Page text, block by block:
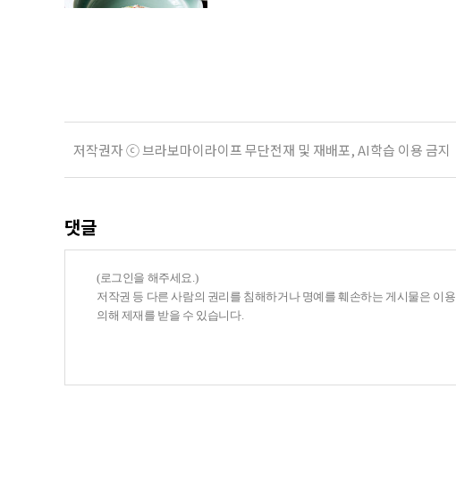
저작권자 ⓒ 브라보마이라이프 무단전재 및 재배포, AI학습 이용 금지
댓글